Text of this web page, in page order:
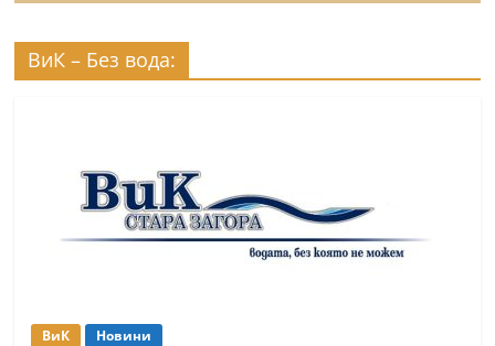
ВиК – Без вода:
ВиК Новини